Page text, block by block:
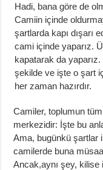
Hadi, bana göre de
Camiin içinde
şartlarda kapı dışarı
cami içinde yaparız.
kapatarak da yaparız.
şekilde ve işte o şart
her zaman hazırdır.
Camiler, toplumun
merkezidir: İşte bu
Ama, bugünkü şartlar
camilerde buna
Ancak,aynı şey,